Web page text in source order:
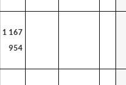
1 167
954